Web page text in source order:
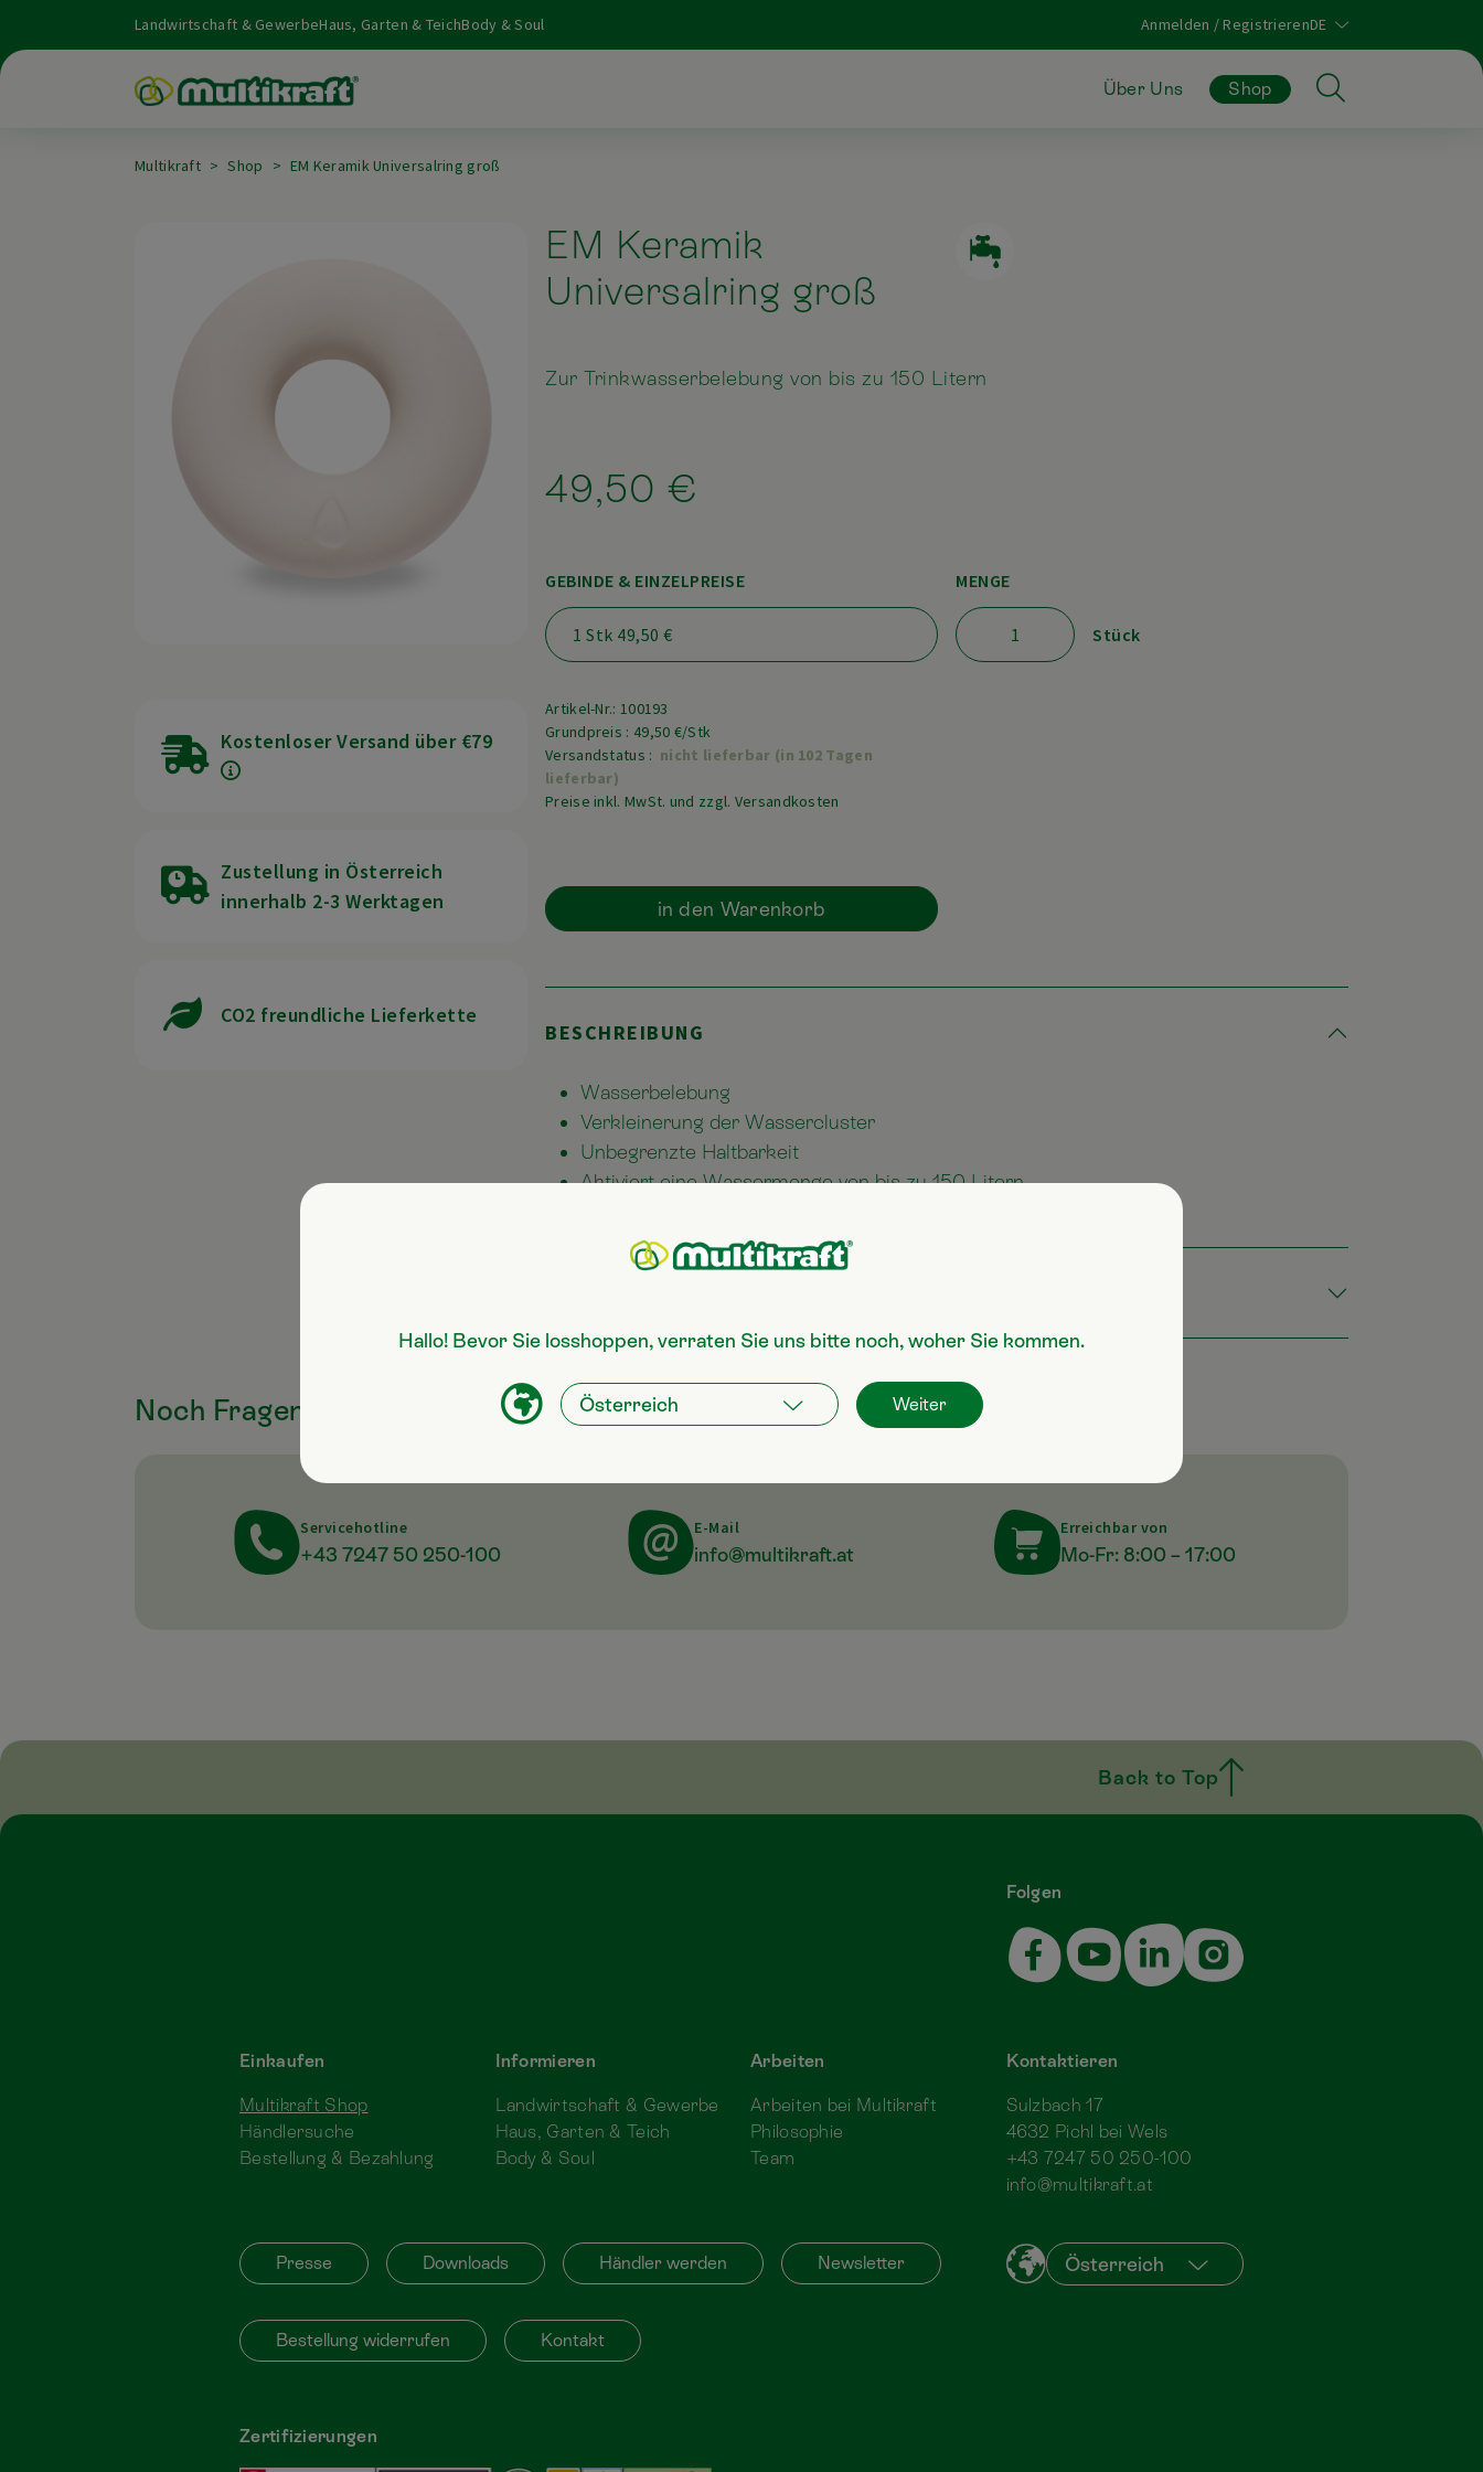
Landwirtschaft & GewerbeHaus, Garten & TeichBody & Soul Anmelden / Registrieren
Über Uns Shop
Multikraft Shop EM Keramik Universalring groß
Kostenloser Versand über €79
Zustellung in Österreich
innerhalb 2-3 Werktagen
CO2 freundliche Lieferkette
EM Keramik
Universalring groß
Zur Trinkwasserbelebung von bis zu 150 Litern
49,50 €
GEBINDE & EINZELPREISE MENGE
Stück
Artikel-Nr.: 100193
Grundpreis : 49,50 €/Stk
Versandstatus : nicht lieferbar (in 102 Tagen
lieferbar)
Preise inkl. MwSt. und zzgl. Versandkosten
in den Warenkorb
BESCHREIBUNG
Wasserbelebung
Verkleinerung der Wassercluster
Unbegrenzte Haltbarkeit
Aktiviert eine Wassermenge von bis zu 150 Litern
Noch Fragen zum Produkt?
Servicehotline
+43 7247 50 250-100
E-Mail
info@multikraft.at
Erreichbar von
Mo-Fr: 8:00 – 17:00
Back to Top
Folgen
Einkaufen
Multikraft Shop
Händlersuche
Bestellung & Bezahlung
Informieren
Landwirtschaft & Gewerbe
Haus, Garten & Teich
Body & Soul
Arbeiten
Arbeiten bei Multikraft
Philosophie
Team
Kontaktieren
Sulzbach 17
4632 Pichl bei Wels
+43 7247 50 250-100
info@multikraft.at
Presse Downloads Händler werden Newsletter
Bestellung widerrufen Kontakt
Zertifizierungen
Hallo! Bevor Sie losshoppen, verraten Sie uns bitte noch, woher Sie kommen.
Weiter